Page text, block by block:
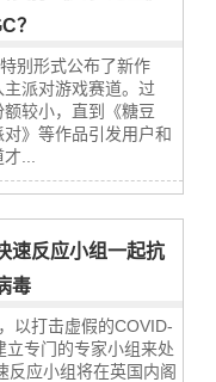
？
别形式公布了新作
主派对游戏赛道。过
较小，直到《糖豆
》等作品引发用户和
...
速反应小组一起抗
毒
以打击虚假的COVID-
立专门的专家小组来处
反应小组将在英国内阁